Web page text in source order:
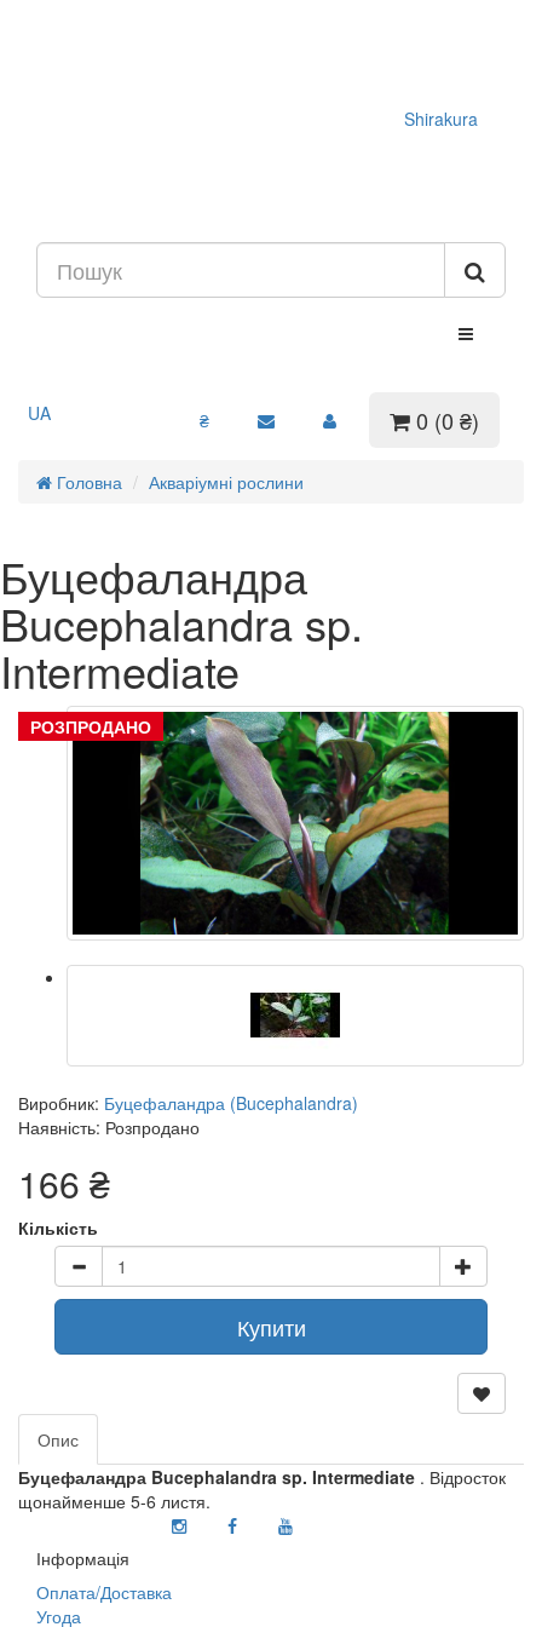
Shirakura
UA ₴ 0 (0 ₴)
Головна Акваріумні рослини
Буцефаландра
Bucephalandra sp.
Intermediate
РОЗПРОДАНО
Виробник: Буцефаландра (Bucephalandra)
Наявність: Розпродано
166 ₴
Кількість
Купити
Опис
Буцефаландра Bucephalandra sp. Intermediate . Відросток
щонайменше 5-6 листя.
Інформація
Оплата/Доставка
Угода